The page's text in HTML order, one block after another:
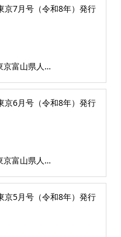
京7月号（令和8年）発行
東京富山県人会連合会
京6月号（令和8年）発行
東京富山県人会連合会
京5月号（令和8年）発行